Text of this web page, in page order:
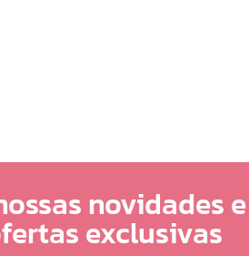
novidades e
exclusivas